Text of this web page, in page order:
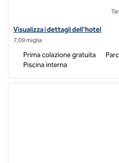
Visualizza i dettagli dell'hotel
Visualizza i dettagli dell'hotel
7,09 miglia
Prima colazione gratuita
Piscina interna
1 di 12